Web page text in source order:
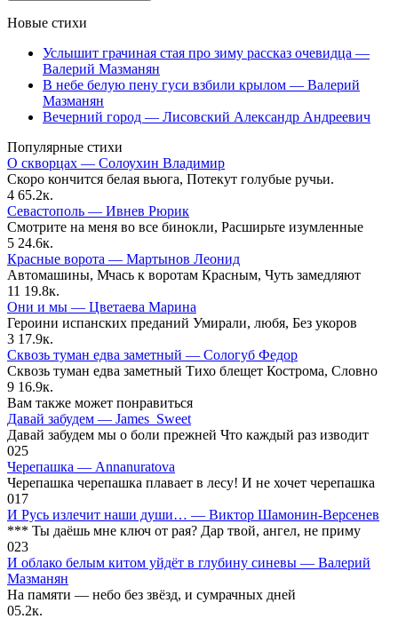
Новые стихи
Услышит грачиная стая про зиму рассказ очевидца —
Валерий Мазманян
В небе белую пену гуси взбили крылом — Валерий
Мазманян
Вечерний город — Лисовский Александр Андреевич
Популярные стихи
О скворцах — Солоухин Владимир
Скоро кончится белая вьюга, Потекут голубые ручьи.
4 65.2к.
Севастополь — Ивнев Рюрик
Смотрите на меня во все бинокли, Расширьте изумленные
5 24.6к.
Красные ворота — Мартынов Леонид
Автомашины, Мчась к воротам Красным, Чуть замедляют
11 19.8к.
Они и мы — Цветаева Марина
Героини испанских преданий Умирали, любя, Без укоров
3 17.9к.
Сквозь туман едва заметный — Сологуб Федор
Сквозь туман едва заметный Тихо блещет Кострома, Словно
9 16.9к.
Вам также может понравиться
Давай забудем — James_Sweet
Давай забудем мы о боли прежней Что каждый раз изводит
025
Черепашка — Annanuratova
Черепашка черепашка плавает в лесу! И не хочет черепашка
017
И Русь излечит наши души… — Виктор Шамонин-Версенев
*** Ты даёшь мне ключ от рая? Дар твой, ангел, не приму
023
И облако белым китом уйдёт в глубину синевы — Валерий
Мазманян
На памяти — небо без звёзд, и сумрачных дней
05.2к.